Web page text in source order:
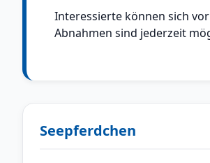
Interessierte können sich
Abnahmen sind jederzeit
Seepferdchen